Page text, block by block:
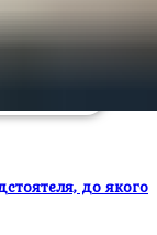
до якого